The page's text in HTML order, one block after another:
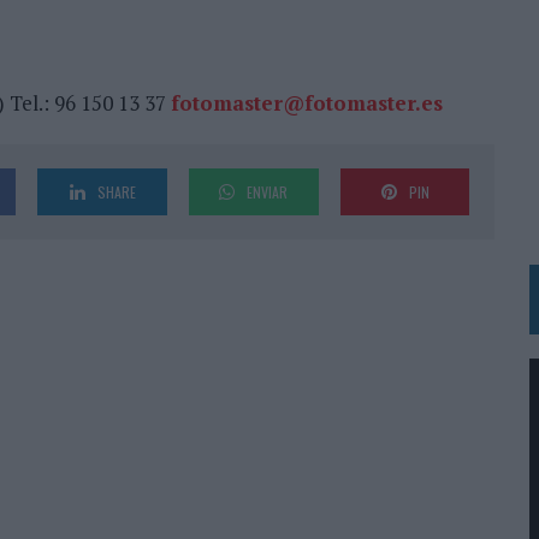
PRUEBA LA CREATIVIDAD DE LAS MARCAS
EN VERANO Y SUPERA AL MÓVIL COMO DISPOSITIVO MÁS UTILIZADO
ESPAÑOLES
COMERCIAL GLOBAL
96 150 13 37 fotomaster@fotomaster.es
SHARE ENVIAR PIN